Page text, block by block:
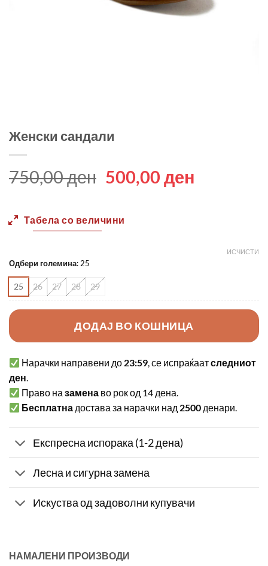
Женски сандали
750,00ден Original
750,00 ден.
500,00 ден
Табела со величини
Одбери големина: 25
25 26 27 28 29
ИСЧИСТИ
ДОДАЈ ВО КОШНИЦА
Нарачки направени до 23:59, се испраќаатследниот
ден.
Право назамена во рок од 14 дена.
Бесплатна достава за нарачки над 2500 денари.
Експресна испорака (1-2 дена)
Лесна и сигурна замена
Искуства од задоволни купувачи
НАМАЛЕНИ ПРОИЗВОДИ